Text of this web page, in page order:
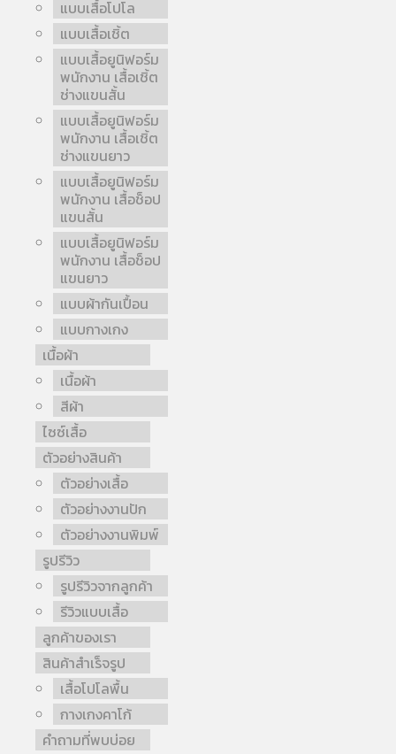
แบบเสื้อโปโล
แบบเสื้อเชิ้ต
แบบเสื้อยูนิฟอร์ม
พนักงาน เสื้อเชิ้ต
ช่างแขนสั้น
แบบเสื้อยูนิฟอร์ม
พนักงาน เสื้อเชิ้ต
ช่างแขนยาว
แบบเสื้อยูนิฟอร์ม
พนักงาน เสื้อช็อป
แขนสั้น
แบบเสื้อยูนิฟอร์ม
พนักงาน เสื้อช็อป
แขนยาว
แบบผ้ากันเปื้อน
แบบกางเกง
เนื้อผ้า
เนื้อผ้า
สีผ้า
ไซซ์เสื้อ
ตัวอย่างสินค้า
ตัวอย่างเสื้อ
ตัวอย่างงานปัก
ตัวอย่างงานพิมพ์
รูปรีวิว
รูปรีวิวจากลูกค้า
รีวิวแบบเสื้อ
ลูกค้าของเรา
สินค้าสำเร็จรูป
เสื้อโปโลพื้น
กางเกงคาโก้
คำถามที่พบบ่อย